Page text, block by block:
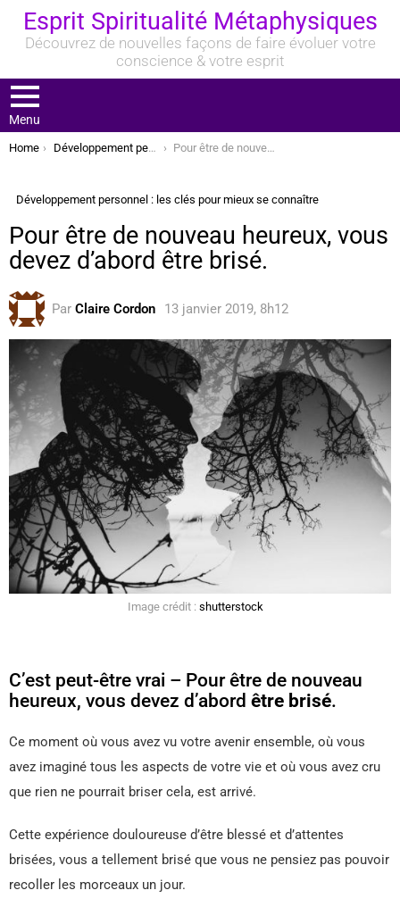
Esprit Spiritualité Métaphysiques
Découvrez de nouvelles façons de faire évoluer votre
conscience & votre esprit
Menu
You are here:
Home Développement personnel : les clés pour mieux se connaître Pour être de nouveau heureux, vous devez d’abord être brisé.
Développement personnel : les clés pour mieux se connaître
Pour être de nouveau heureux, vous
devez d’abord être brisé.
Par Claire Cordon 13 janvier 2019, 8h12
Image crédit : shutterstock
C’est peut-être vrai – Pour être de nouveau
heureux, vous devez d’abord être brisé.
Ce moment où vous avez vu votre avenir ensemble, où vous
avez imaginé tous les aspects de votre vie et où vous avez cru
que rien ne pourrait briser cela, est arrivé.
Cette expérience douloureuse d’être blessé et d’attentes
brisées, vous a tellement brisé que vous ne pensiez pas pouvoir
recoller les morceaux un jour.